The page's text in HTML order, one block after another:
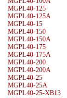
MGPL40-125
MGPL40-125A
MGPL40-15
MGPL40-150
MGPL40-150A
MGPL40-175
MGPL40-175A
MGPL40-200
MGPL40-200A
MGPL40-25
MGPL40-25A
MGPL40-25-XB13